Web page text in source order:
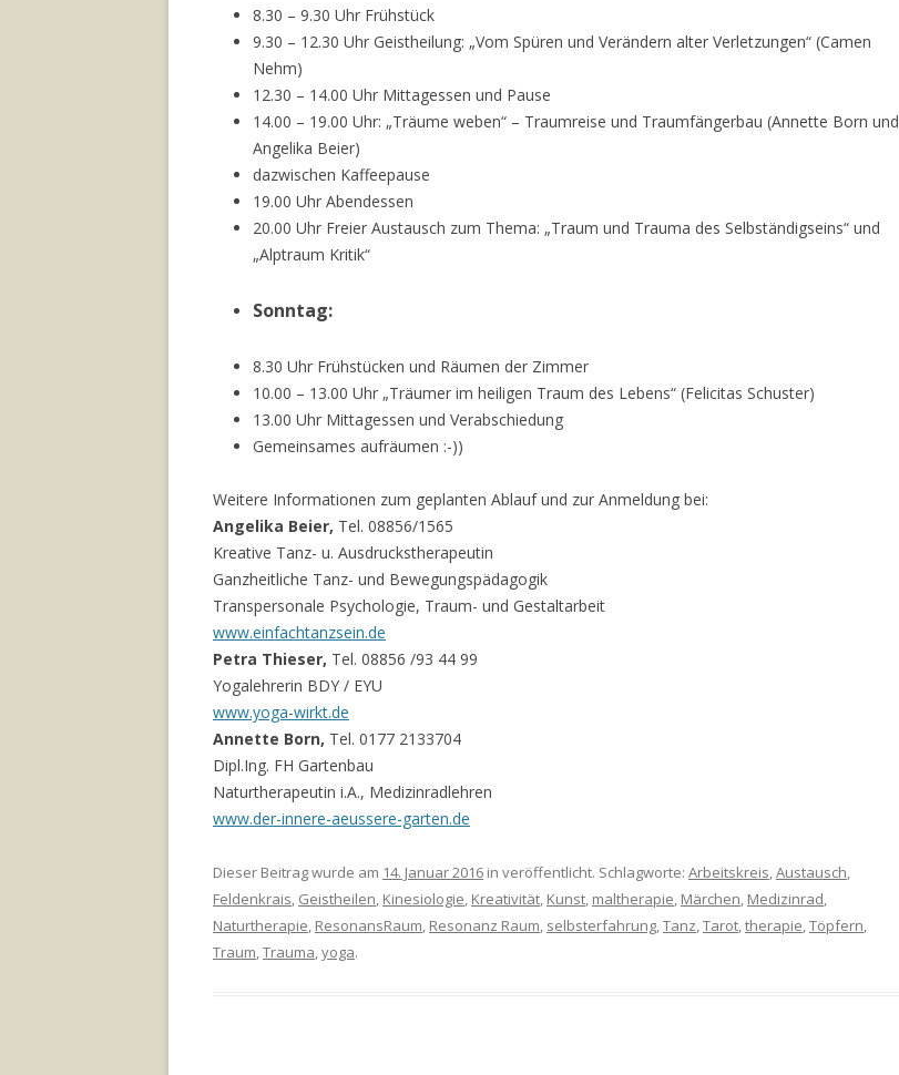
8.30 – 9.30 Uhr Frühstück
9.30 – 12.30 Uhr Geistheilung: „Vom Spüren und Verändern alter Verletzungen“ (Camen
Nehm)
12.30 – 14.00 Uhr Mittagessen und Pause
14.00 – 19.00 Uhr: „Träume weben“ – Traumreise und Traumfängerbau (Annette Born und
Angelika Beier)
dazwischen Kaffeepause
19.00 Uhr Abendessen
20.00 Uhr Freier Austausch zum Thema: „Traum und Trauma des Selbständigseins“ und
„Alptraum Kritik“
Sonntag:
8.30 Uhr Frühstücken und Räumen der Zimmer
10.00 – 13.00 Uhr „Träumer im heiligen Traum des Lebens“ (Felicitas Schuster)
13.00 Uhr Mittagessen und Verabschiedung
Gemeinsames aufräumen :-))
Weitere Informationen zum geplanten Ablauf und zur Anmeldung bei:
Angelika Beier, Tel. 08856/1565
Kreative Tanz- u. Ausdruckstherapeutin
Ganzheitliche Tanz- und Bewegungspädagogik
Transpersonale Psychologie, Traum- und Gestaltarbeit
www.einfachtanzsein.de
Petra Thieser, Tel. 08856 /93 44 99
Yogalehrerin BDY / EYU
www.yoga-wirkt.de
Annette Born, Tel. 0177 2133704
Dipl.Ing. FH Gartenbau
Naturtherapeutin i.A., Medizinradlehren
www.der-innere-aeussere-garten.de
Dieser Beitrag wurde am 14. Januar 2016 in veröffentlicht. Schlagworte: Arbeitskreis,Austausch,
Feldenkrais, Geistheilen, Kinesiologie, Kreativität, Kunst, maltherapie, Märchen, Medizinrad,
Naturtherapie, ResonansRaum, Resonanz Raum, selbsterfahrung,Tanz,Tarot,therapie,Töpfern,
Traum,Trauma,yoga.